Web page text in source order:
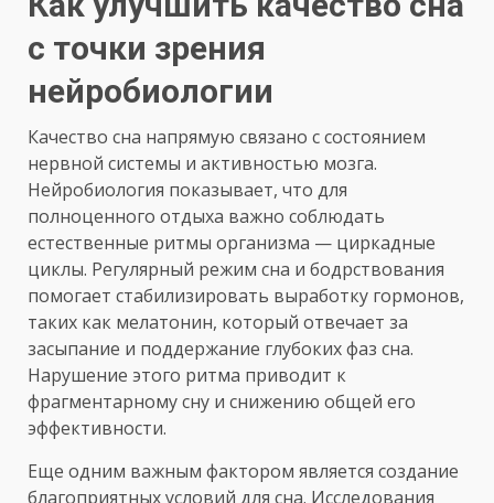
с точки зрения
нейробиологии
Качество сна напрямую связано с состоянием
нервной системы и активностью мозга.
Нейробиология показывает, что для
полноценного отдыха важно соблюдать
естественные ритмы организма — циркадные
циклы. Регулярный режим сна и бодрствования
помогает стабилизировать выработку гормонов,
таких как мелатонин, который отвечает за
засыпание и поддержание глубоких фаз сна.
Нарушение этого ритма приводит к
фрагментарному сну и снижению общей его
эффективности.
Еще одним важным фактором является создание
благоприятных условий для сна. Исследования